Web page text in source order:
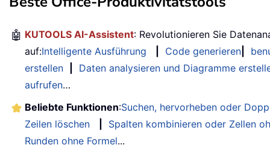
🤖 KUTOOLS AI-Assistent: Revolutionieren Sie
auf:Intelligente Ausführung Code generieren
erstellen
Daten analysieren und Diagramme
aufrufen…
Beliebte Funktionen:Suchen, hervorheben oder
Zeilen löschen
Spalten kombinieren oder Zellen
Runden ohne Formel...